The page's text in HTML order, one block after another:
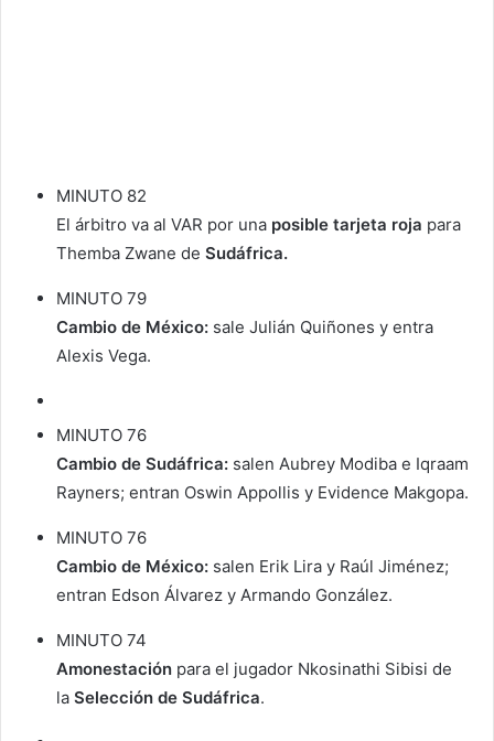
MINUTO 82
El árbitro va al VAR por una posible tarjeta roja para
Themba Zwane de Sudáfrica.
MINUTO 79
Cambio de México: sale Julián Quiñones y entra
Alexis Vega.
MINUTO 76
Cambio de Sudáfrica: salen Aubrey Modiba e Iqraam
Rayners; entran Oswin Appollis y Evidence Makgopa.
MINUTO 76
Cambio de México: salen Erik Lira y Raúl Jiménez;
entran Edson Álvarez y Armando González.
MINUTO 74
Amonestación para el jugador Nkosinathi Sibisi de
la Selección de Sudáfrica.